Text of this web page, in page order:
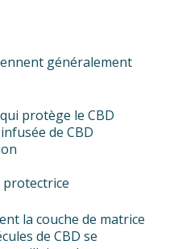
généralement
protège le CBD
de CBD
protectrice
la couche de matrice
de CBD se